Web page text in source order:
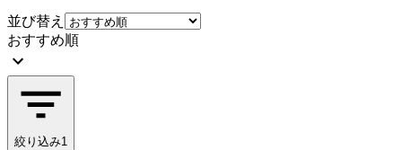
並び替え
おすすめ順
絞り込み1